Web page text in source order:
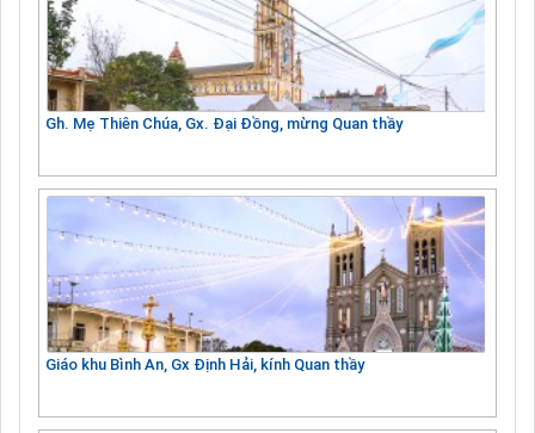
Gh. Mẹ Thiên Chúa, Gx. Đại Đồng, mừng Quan thầy
Giáo khu Bình An, Gx Định Hải, kính Quan thầy